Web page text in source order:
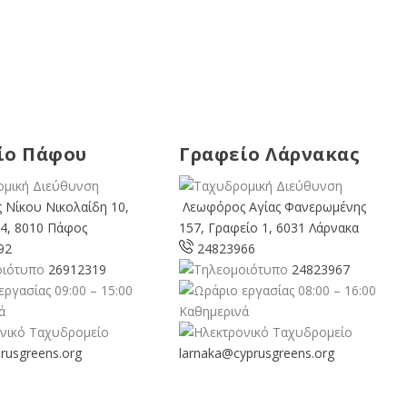
Πάφου
Νικολαίδη 10,
8010 Πάφος
26912319
09:00 – 15:00
Γραφείο Λάρνακας
Λεωφόρος Αγίας Φανερωμένης
157, Γραφείο 1, 6031 Λάρνακα
24823966
24823967
08:00 – 16:00
Καθημερινά
larnaka@cyprusgreens.org